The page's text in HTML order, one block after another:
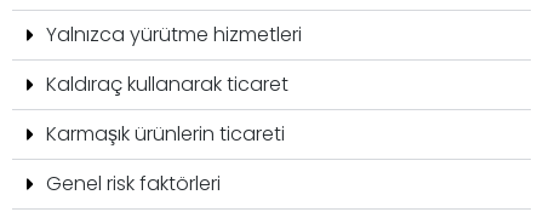
Yalnızca yürütme hizmetleri
Kaldıraç kullanarak ticaret
Karmaşık ürünlerin ticareti
Genel risk faktörleri